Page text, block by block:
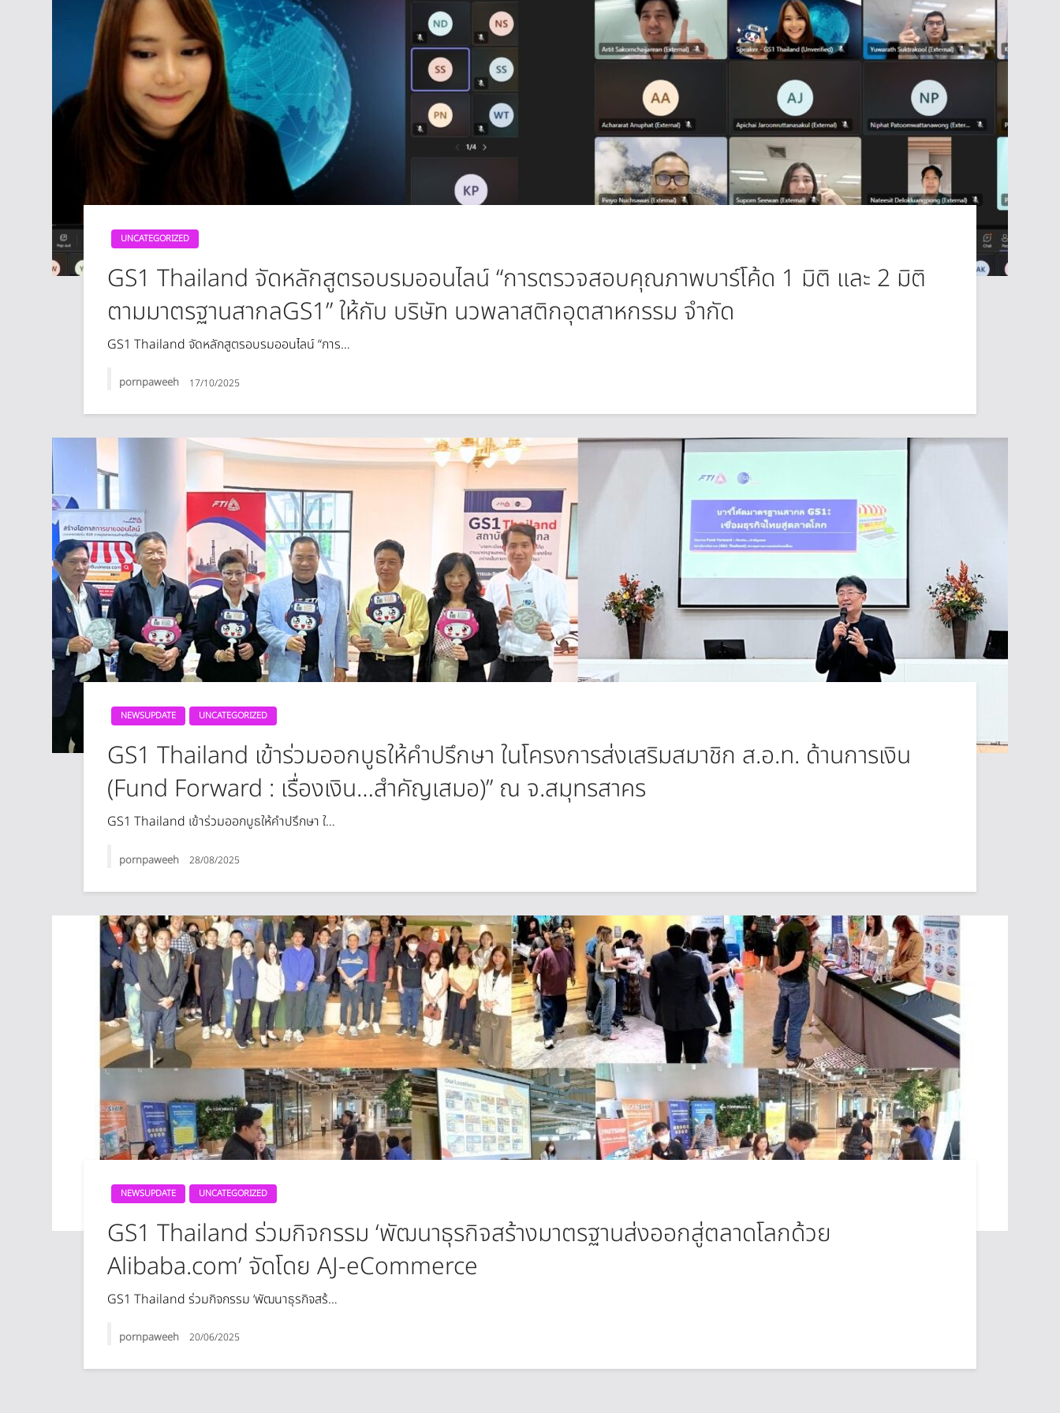
UNCATEGORIZED
GS1 Thailand จัดหลักสูตรอบรมออนไลน์ “การตรวจสอบคุณภาพบาร์โค้ด 1 มิติ และ 2 มิติ
ตามมาตรฐานสากลGS1” ให้กับ บริษัท นวพลาสติกอุตสาหกรรม จำกัด
GS1 Thailand จัดหลักสูตรอบรมออนไลน์ “การ…
pornpaweeh 17/10/2025
NEWSUPDATE UNCATEGORIZED
GS1 Thailand เข้าร่วมออกบูธให้คำปรึกษา ในโครงการส่งเสริมสมาชิก ส.อ.ท. ด้านการเงิน
(Fund Forward : เรื่องเงิน…สำคัญเสมอ)” ณ จ.สมุทรสาคร
GS1 Thailand เข้าร่วมออกบูธให้คำปรึกษา ใ…
pornpaweeh 28/08/2025
NEWSUPDATE UNCATEGORIZED
GS1 Thailand ร่วมกิจกรรม ‘พัฒนาธุรกิจสร้างมาตรฐานส่งออกสู่ตลาดโลกด้วย
Alibaba.com’ จัดโดย AJ-eCommerce
GS1 Thailand ร่วมกิจกรรม ‘พัฒนาธุรกิจสร้…
pornpaweeh 20/06/2025